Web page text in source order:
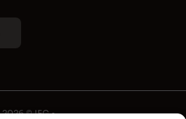
2026 © IFG •